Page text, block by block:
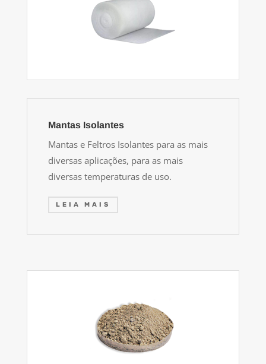
Mantas Isolantes
Mantas e Feltros Isolantes para as mais
diversas aplicações, para as mais
diversas temperaturas de uso.
LEIA MAIS